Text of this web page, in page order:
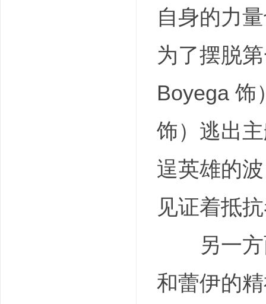
自身的力
为了摆脱
Boyega 饰
饰）逃出
逞英雄的
见证着抵
另一方面
和蕾伊的